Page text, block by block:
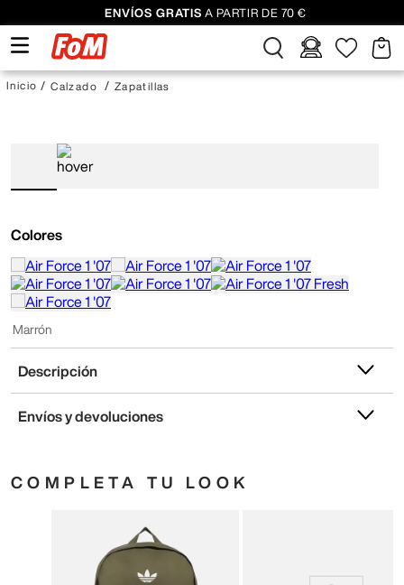
ENVÍOS GRATIS A PARTIR DE 70 €
Calzado Zapatillas
Colores
Marrón
Descripción
Envíos y devoluciones
COMPLETA TU LOOK